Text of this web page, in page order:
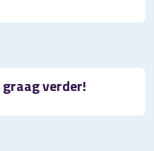
verder!